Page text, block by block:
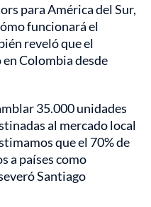
para América del Sur,
funcionará el
reveló que el
Colombia desde
35.000 unidades
al mercado local
que el 70% de
a países como
Santiago